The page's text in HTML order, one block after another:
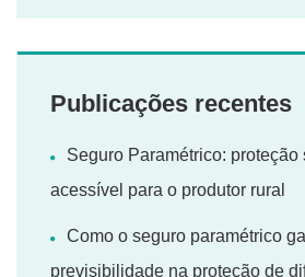
Publicações recentes
Seguro Paramétrico: proteção
acessível para o produtor rural
Como o seguro paramétrico
previsibilidade na proteção de